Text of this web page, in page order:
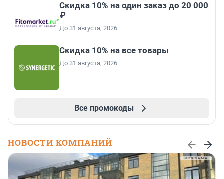
Скидка 10% на один заказ до 20 000
₽
До 31 августа, 2026
Скидка 10% на все товары
До 31 августа, 2026
Все промокоды
НОВОСТИ КОМПАНИЙ